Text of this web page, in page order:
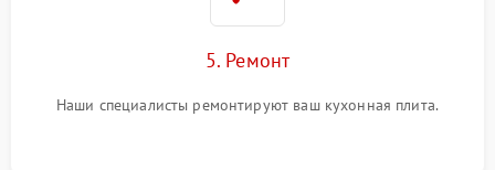
5. Ремонт
Наши специалисты ремонтируют ваш кухонная плита.